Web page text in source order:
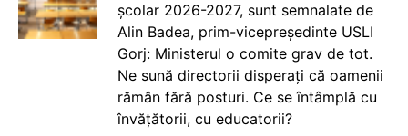
școlar 2026-2027, sunt semnalate de
Alin Badea, prim-vicepreședinte USLI
Gorj: Ministerul o comite grav de tot.
Ne sună directorii disperați că oamenii
rămân fără posturi. Ce se întâmplă cu
învățătorii, cu educatorii?